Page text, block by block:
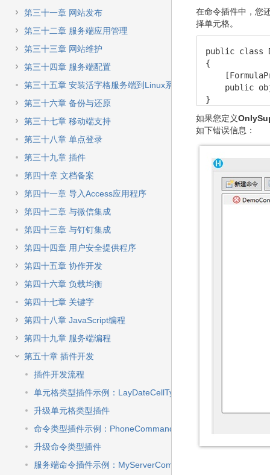
第三十一章 网站发布
第三十二章 服务端应用管理
第三十三章 网站维护
第三十四章 服务端配置
第三十五章 安装活字格服务端到Linux系统
第三十六章 备份与还原
第三十七章 移动端支持
第三十八章 单点登录
第三十九章 插件
第四十章 文档备案
第四十一章 导入Access应用程序
第四十二章 与微信集成
第四十三章 与钉钉集成
第四十四章 用户安全提供程序
第四十五章 协作开发
第四十六章 负载均衡
第四十七章 关键字
第四十八章 JavaScript编程
第四十九章 服务端编程
第五十章 插件开发
插件开发流程
单元格类型插件示例：LayDateCellType
升级单元格类型插件
命令类型插件示例：PhoneCommand
升级命令类型插件
服务端命令插件示例：MyServerCommand
在命令插件中，您
择单元格。
public class
{
public
}
如果您定义
如下错误信息：